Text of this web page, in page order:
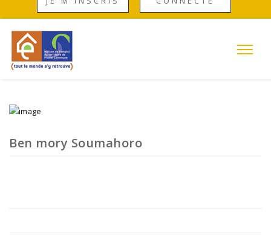
Ben mory Soumahoro